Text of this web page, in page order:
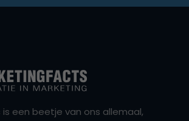
een beetje van ons allemaal,